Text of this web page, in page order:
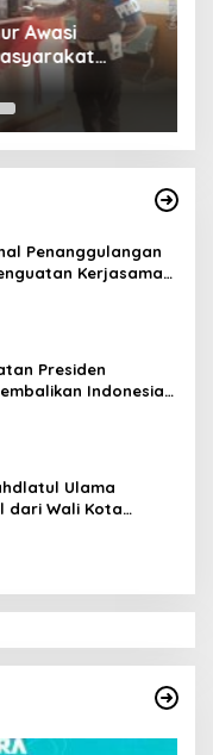
Awasi
Penanggulangan
Kerjasama
Nahdlatul Ulama
Presiden
Indonesia
Ulama
dari Wali Kota